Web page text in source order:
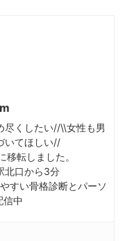
尽くしたい//\\女性も男
いてほしい//
転しました。
北口から3分
すい骨格診断とパーソ
信中